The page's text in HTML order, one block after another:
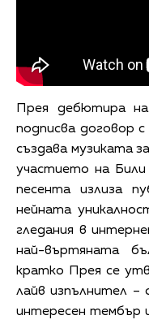
Прея дебютира
подписва договор
създава музиката
участието на
песента излиза
нейната
гледания в
най-въртяната
кратко Прея се
лайв изпълнител –
интересен тембър